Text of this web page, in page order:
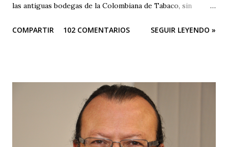
las antiguas bodegas de la Colombiana de Tabaco, sin
lástima que las buenas intenciones de sus organizadores se
organizadores no puedan hacer otra cosa que sepultar el
festival, ¿no hay en Santander gente profesional que pueda
organizar un evento de esta magnitud y no se quede sólo
en publicidad y grandes ambiciones? Muy buena su
COMPARTIR 102 COMENTARIOS SEGUIR LEYENDO »